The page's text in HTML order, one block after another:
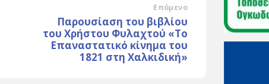
Επόμενο
Παρουσίαση του βιβλίου
του Χρήστου Φυλαχτού «Το
Επαναστατικό κίνημα του
1821 στη Χαλκιδική»